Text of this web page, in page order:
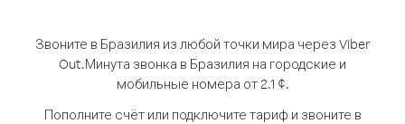
Звоните в Бразилия из любой точки мира через Viber
Out.Минута звонка в Бразилия на городские и
мобильные номера от 2.1 ¢.
Пополните счёт или подключите тариф и звоните в